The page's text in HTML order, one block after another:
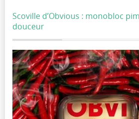
Scoville d’Obvious : monobloc
douceur